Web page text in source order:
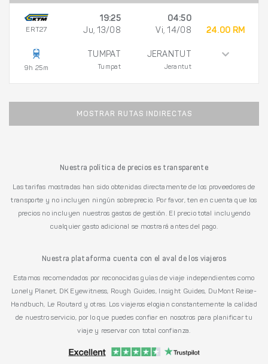
ERT27
9h 25m
19:25
Ju, 13/08
TUMPAT
Tumpat
04:50
Vi, 14/08
JERANTUT
Jerantut
24.00 RM
MOSTRAR RUTAS INDIRECTAS
Nuestra política de precios es transparente
Las tarifas mostradas han sido obtenidas directamente de los proveedores de
transporte y no incluyen ningún sobreprecio. Por favor, ten en cuenta que los
precios no incluyen nuestros gastos de gestión. El precio total incluyendo
cualquier gasto adicional se mostrará antes del pago.
Nuestra plataforma cuenta con el aval de los viajeros
Estamos recomendados por reconocidas guías de viaje independientes como
Lonely Planet, DK Eyewitness, Rough Guides, Insight Guides, DuMont Reise-
Handbuch, Le Routard y otras. Los viajeros elogian constantemente la calidad
de nuestro servicio, por lo que puedes confiar en nosotros para planificar tu
viaje y reservar con total confianza.